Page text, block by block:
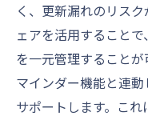
く、更新漏れのリス
ェアを活用すること
を一元管理すること
マインダー機能と連
サポートします。こ